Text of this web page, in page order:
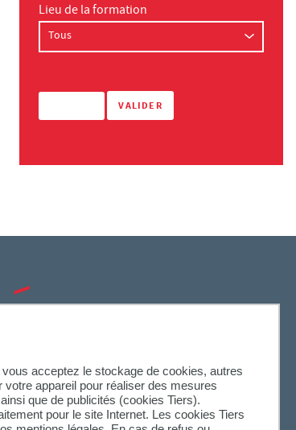
acceptez le stockage de cookies, autres
appareil pour réaliser des mesures
que de publicités (cookies Tiers).
pour le site Internet. Les cookies Tiers
Lieu de la formation